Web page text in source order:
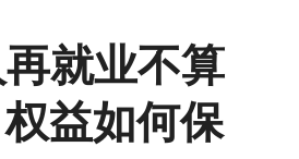
就业不算
权益如何保